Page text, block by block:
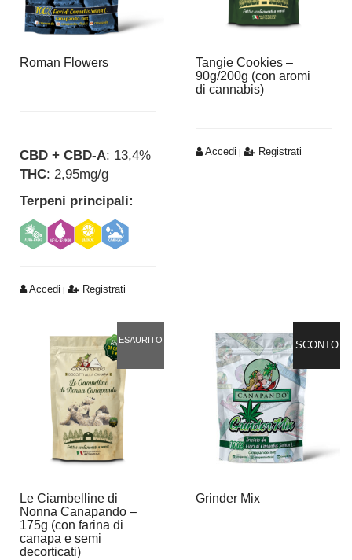
Roman Flowers
CBD + CBD-A: 13,4%
THC: 2,95mg/g
Terpeni principali:
Accedi Registrati
Tangie Cookies –
90g/200g (con aromi
di cannabis)
Accedi | Registrati
ESAURITO
Le Ciambelline di
Nonna Canapando –
175g (con farina di
canapa e semi
decorticati)
SCONTO
Grinder Mix